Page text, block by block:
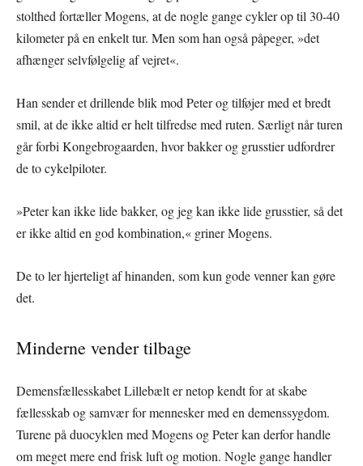
stolthed fortæller Mogens, at de nogle gange cykler op til 30-40
kilometer på en enkelt tur. Men som han også påpeger, »det
afhænger selvfølgelig af vejret«.
Han sender et drillende blik mod Peter og tilføjer med et bredt
smil, at de ikke altid er helt tilfredse med ruten. Særligt når turen
går forbi Kongebrogaarden, hvor bakker og grusstier udfordrer
de to cykelpiloter.
»Peter kan ikke lide bakker, og jeg kan ikke lide grusstier, så det
er ikke altid en god kombination,« griner Mogens.
De to ler hjerteligt af hinanden, som kun gode venner kan gøre
det.
Minderne vender tilbage
Demensfællesskabet Lillebælt er netop kendt for at skabe
fællesskab og samvær for mennesker med en demenssygdom.
Turene på duocyklen med Mogens og Peter kan derfor handle
om meget mere end frisk luft og motion. Nogle gange handler